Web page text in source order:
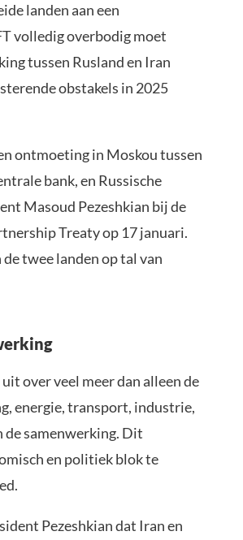
landen aan een
volledig overbodig moet
tussen Rusland en Iran
obstakels in 2025
ontmoeting in Moskou tussen
bank, en Russische
Masoud Pezeshkian bij de
Treaty op 17 januari.
twee landen op tal van
over veel meer dan alleen de
energie, transport, industrie,
de samenwerking. Dit
en politiek blok te
Pezeshkian dat Iran en